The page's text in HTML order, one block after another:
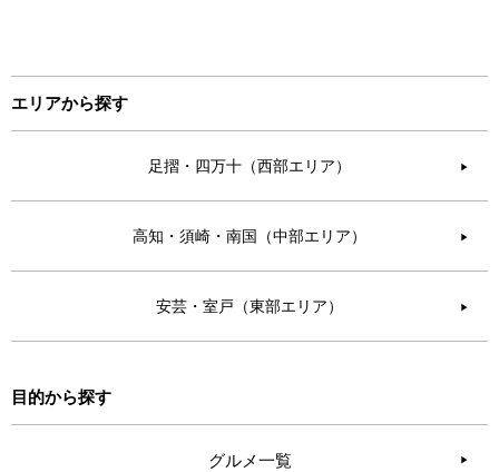
エリアから探す
足摺・四万十（西部エリア） ▶︎
高知・須崎・南国（中部エリア） ▶︎
安芸・室戸（東部エリア） ▶︎
目的から探す
グルメ一覧